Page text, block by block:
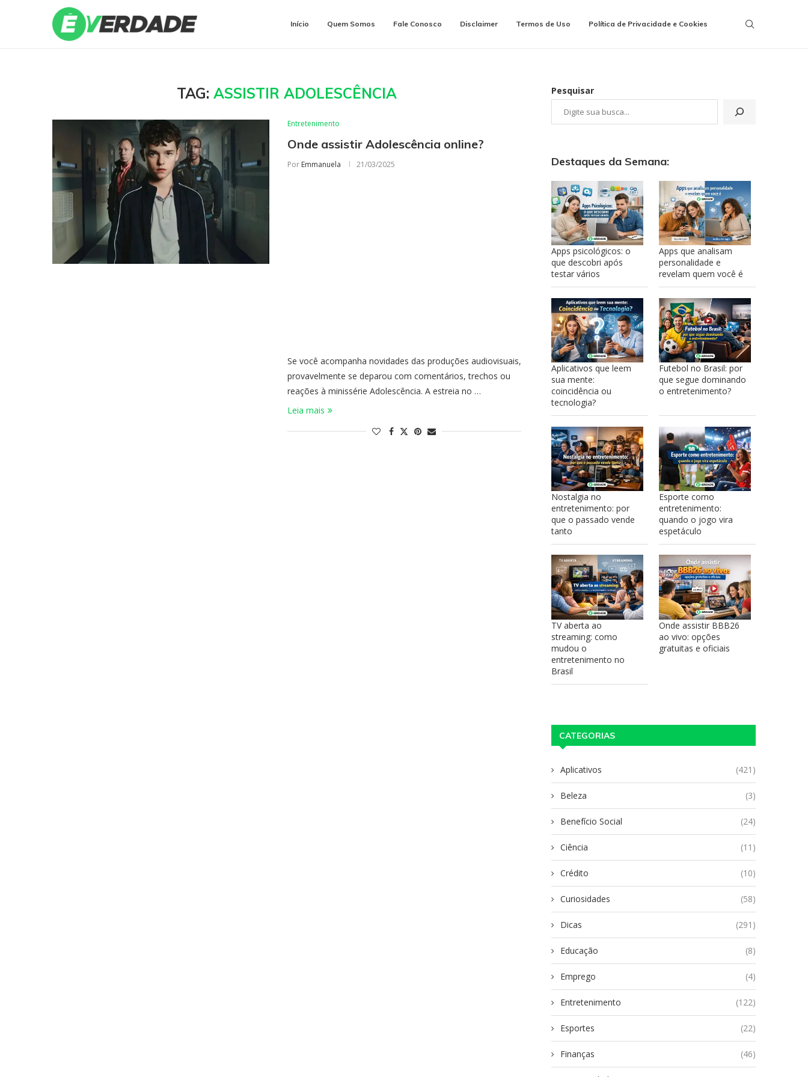
Início Quem Somos Fale Conosco Disclaimer Termos de Uso Política de Privacidade e Cookies
TAG: ASSISTIR ADOLESCÊNCIA
Entretenimento
Onde assistir Adolescência online?
Por Emmanuela 21/03/2025
Se você acompanha novidades das produções audiovisuais,
provavelmente se deparou com comentários, trechos ou
reações à minissérie Adolescência. A estreia no …
Leia mais
Pesquisar
Destaques da Semana:
Apps psicológicos: o
que descobri após
testar vários
Apps que analisam
personalidade e
revelam quem você é
Aplicativos que leem
sua mente:
coincidência ou
tecnologia?
Futebol no Brasil: por
que segue dominando
o entretenimento?
Nostalgia no
entretenimento: por
que o passado vende
tanto
Esporte como
entretenimento:
quando o jogo vira
espetáculo
TV aberta ao
streaming: como
mudou o
entretenimento no
Brasil
Onde assistir BBB26
ao vivo: opções
gratuitas e oficiais
CATEGORIAS
Aplicativos (421)
Beleza (3)
Benefício Social (24)
Ciência (11)
Crédito (10)
Curiosidades (58)
Dicas (291)
Educação (8)
Emprego (4)
Entretenimento (122)
Esportes (22)
Finanças (46)